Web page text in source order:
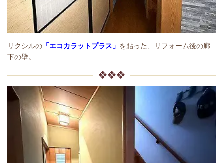
リクシルの 「エコカラットプラス」 を貼った、リフォーム後の廊
下の壁。
❖❖❖